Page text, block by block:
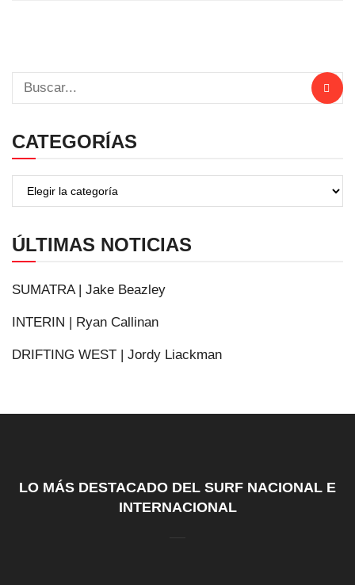
CATEGORÍAS
ÚLTIMAS NOTICIAS
SUMATRA | Jake Beazley
INTERIN | Ryan Callinan
DRIFTING WEST | Jordy Liackman
LO MÁS DESTACADO DEL SURF NACIONAL E
INTERNACIONAL